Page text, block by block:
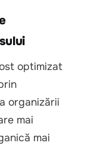
optimizat
organizării
mai
mai